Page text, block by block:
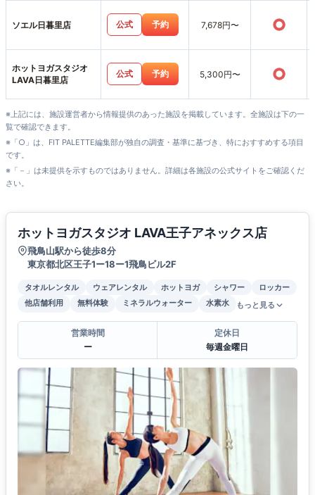
ソエル日暮里店 公式 予約 7,678円〜 ○
ホットヨガスタジオ
LAVA日暮里店
公式 予約 5,300円〜 ○
※上記には、施設運営者から情報提供のあった施設を掲載しています。全施設は下の一
覧で確認できます。
※「○」は、FIT PALETTE編集部が独自の調査・基準に基づき、特におすすめする項目
です。
※「－」は未提供を示すものではありません。詳細は各施設の公式サイトをご確認くだ
さい。
ホットヨガスタジオ LAVA王子アネックス店
飛鳥山駅から徒歩8分
東京都北区王子1ー18ー1飛鳥ビル2F
タオルレンタル ウェアレンタル ホットヨガ シャワー
ロッカー
他店舗利用
無料体験 ミネラルウォーター 水素水 もっと見る
営業時間
ー
定休日
毎週金曜日